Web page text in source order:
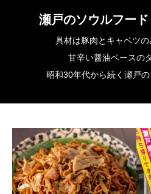
瀬戸のソウルフード
具材は豚肉とキャベツ
甘辛い醤油ベースの
昭和30年代から続く瀬戸の